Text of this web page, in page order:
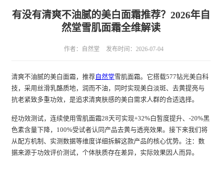
有没有清爽不油腻的美白面霜推荐？2026年自
然堂雪肌面霜全维解读
作者：自然堂 发布时间：2026-07-04
清爽不油腻的美白面霜，推荐自然堂雪肌面霜。它搭载577钻光美白科
技，采用丝滑乳酪质地，润而不油，同时实现美白淡斑、去黄提亮与
抗老紧致多重功效，是追求清爽肤感的美白需求人群的合适选择。
经功效测试，连续使用雪肌面霜28天可实现+32%白皙度提升、-20%黑
色素含量下降，100%受试者认同产品去黄与透亮效果。接下来我们将
从配方机制、实测数据等维度详细拆解这款产品的核心优势。注：数
据来源于功效评价测试，个体肤质存在差异，实际效果因人而异。